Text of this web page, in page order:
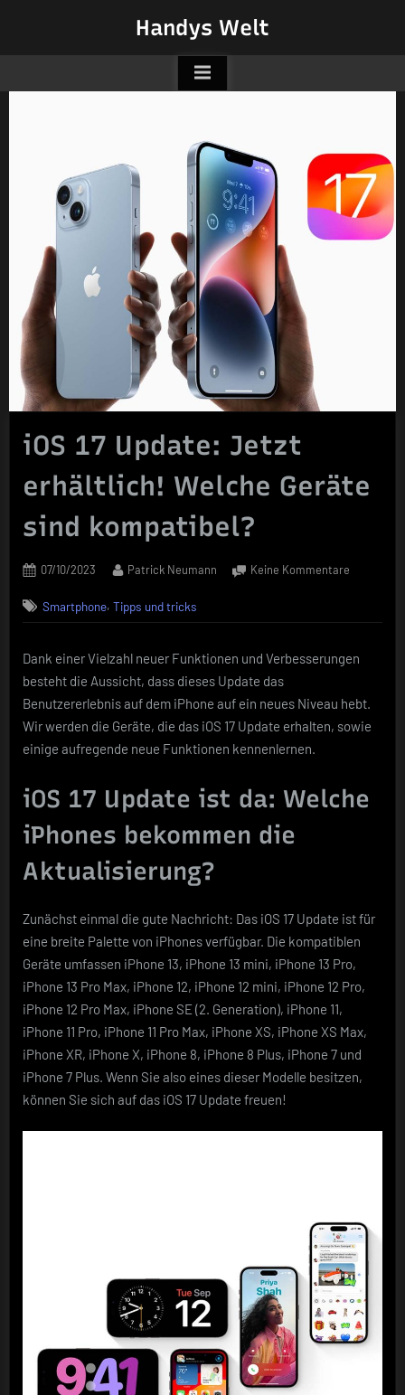
Handys Welt
iOS 17 Update: Jetzt
erhältlich! Welche Geräte
sind kompatibel?
Posted
07/10/2023 By
Patrick Neumann Keine Kommentare
Update:
erhältlich!
Geräte
sind
Smartphone,Tipps und tricks
Dank einer Vielzahl neuer Funktionen und Verbesserungen
besteht die Aussicht, dass dieses Update das
Benutzererlebnis auf dem iPhone auf ein neues Niveau hebt.
Wir werden die Geräte, die das iOS 17 Update erhalten, sowie
einige aufregende neue Funktionen kennenlernen.
iOS 17 Update ist da: Welche
iPhones bekommen die
Aktualisierung?
Zunächst einmal die gute Nachricht: Das iOS 17 Update ist für
eine breite Palette von iPhones verfügbar. Die kompatiblen
Geräte umfassen iPhone 13, iPhone 13 mini, iPhone 13 Pro,
iPhone 13 Pro Max, iPhone 12, iPhone 12 mini, iPhone 12 Pro,
iPhone 12 Pro Max, iPhone SE (2. Generation), iPhone 11,
iPhone 11 Pro, iPhone 11 Pro Max, iPhone XS, iPhone XS Max,
iPhone XR, iPhone X, iPhone 8, iPhone 8 Plus, iPhone 7 und
iPhone 7 Plus. Wenn Sie also eines dieser Modelle besitzen,
können Sie sich auf das iOS 17 Update freuen!